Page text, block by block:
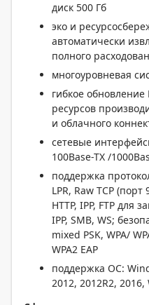
диск 500 Гб
эко и
автоматически
полного
многоуровневая
гибкое
ресурсов
и облачного
сетевые
100Base-TX /
поддержка
LPR, Raw TCP
HTTP, IPP, FTP для
IPP, SMB, WS;
mixed PSK, WPA/
WPA2 EAP
поддержка ОС:
2012, 2012R2,